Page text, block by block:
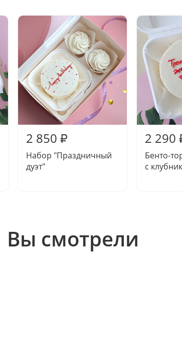
2 850 ₽
Набор "Праздничный
дуэт"
2 290
Бенто-
с
Вы смотрели